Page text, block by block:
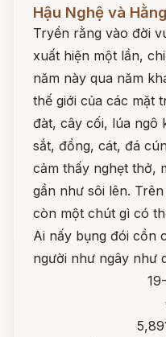
Hậu Nghệ và
Tryền rằng vào đời
xuất hiện một lần,
năm này qua năm
thế giới của các mặt
đàt, cây cối, lúa ngô
sắt, đồng, cát, đá
cảm thấy nghẹt thở,
gần như sôi lên.
còn một chút gì có
Ai nấy bụng đói cồn
người như ngây như